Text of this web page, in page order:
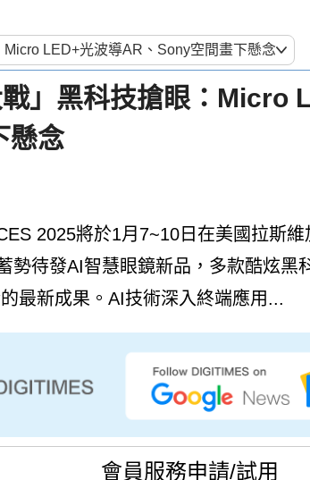
」黑科技搶眼：Micro
懸念
2025將於1月7~10日在美國拉斯維
勢待發AI智慧眼鏡新品，多款酷炫黑
最新成果。AI技術深入終端應用...
會員服務申請/試用